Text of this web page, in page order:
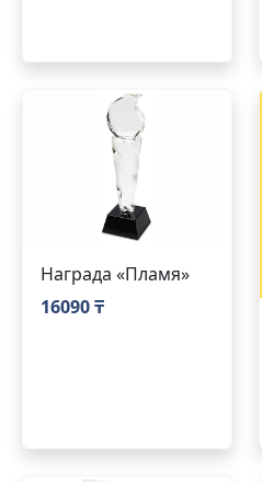
Награда «Пламя»
16090 ₸